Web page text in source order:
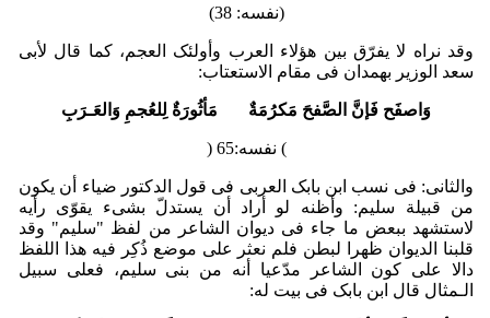
(نفسه: 38)
وقد نراه لا یفرّق بین هؤلاء العرب وأولئک العجم، کما قال لأبی
سعد الوزیر بهمدان فی مقام الاستعتاب:
وَاصفَح فَإنَّ الصَّفحَ مَکرُمَةٌ مَأثُورَةٌ لِلعُجمِ وَالعَـرَبِ
) نفسه:65 (
والثانی: فی نسب ابن بابک العربی فی قول الدکتور ضیاء أن یکون
من قبیلة سلیم: وأظنه لو أراد أن یستدلّ بشیء یقوّی رأیه
لاستشهد ببعض ما جاء فی دیوان الشاعر من لفظ "سلیم" وقد
قلبنا الدیوان ظهرا لبطن فلم نعثر على موضع ذُکِر فیه هذا اللفظ
دالا على کون الشاعر مدّعیا أنه من بنی سلیم، فعلى سبیل
الـمثال قال ابن بابک فی بیت له: